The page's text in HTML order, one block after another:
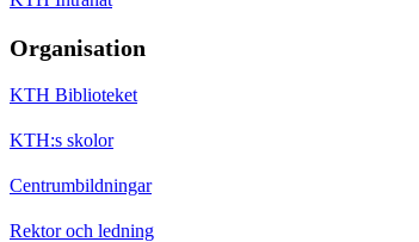
Organisation
KTH Biblioteket
KTH:s skolor
Centrumbildningar
Rektor och ledning